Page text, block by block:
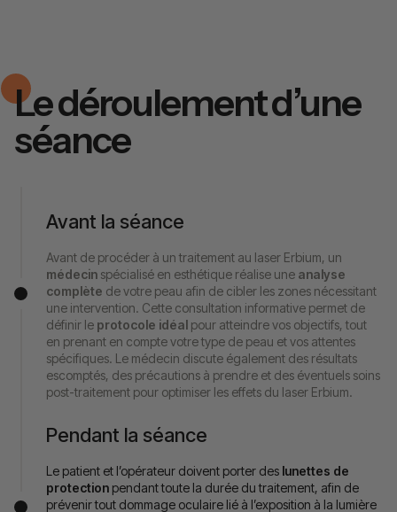
Le déroulement d’une
séance
Avant la séance
Avant de procéder à un traitement au laser Erbium, un
médecinspécialisé en esthétique réalise une analyse
complète de votre peau afin de cibler les zones nécessitant
une intervention. Cette consultation informative permet de
définir le protocole idéalpour atteindre vos objectifs, tout
en prenant en compte votre type de peau et vos attentes
spécifiques. Le médecin discute également des résultats
escomptés, des précautions à prendre et des éventuels soins
post-traitement pour optimiser les effets du laser Erbium.
Pendant la séance
Le patient et l’opérateur doivent porter des lunettes de
protectionpendant toute la durée du traitement, afin de
prévenir tout dommage oculaire lié à l’exposition à la lumière